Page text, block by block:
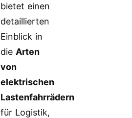
bietet einen
detaillierten
Einblick in
die Arten
von
elektrischen
Lastenfahrrädern
für Logistik,